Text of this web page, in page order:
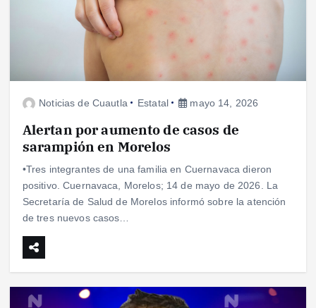
Noticias de Cuautla Estatal mayo 14, 2026
Alertan por aumento de casos de
sarampión en Morelos
•Tres integrantes de una familia en Cuernavaca dieron
positivo. Cuernavaca, Morelos; 14 de mayo de 2026. La
Secretaría de Salud de Morelos informó sobre la atención
de tres nuevos casos…